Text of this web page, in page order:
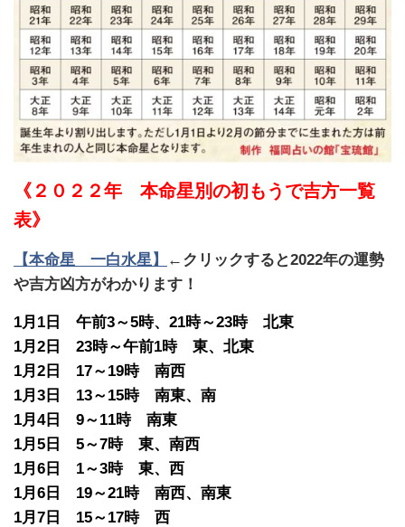
《２０２２年 本命星別の初もうで吉方一覧
表》
【本命星 一白水星】
←クリックすると2022年の運勢
や吉方凶方がわかります！
1月1日 午前3～5時、21時～23時 北東
1月2日 23時～午前1時 東、北東
1月2日 17～19時 南西
1月3日 13～15時 南東、南
1月4日 9～11時 南東
1月5日 5～7時 東、南西
1月6日 1～3時 東、西
1月6日 19～21時 南西、南東
1月7日 15～17時 西